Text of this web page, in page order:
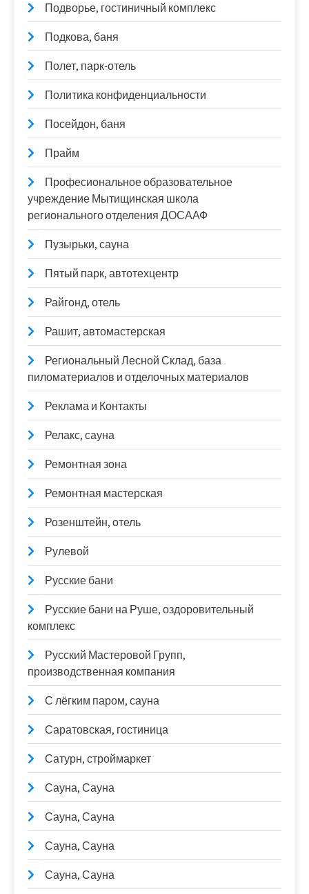
Подворье, гостиничный комплекс
Подкова, баня
Полет, парк-отель
Политика конфиденциальности
Посейдон, баня
Прайм
Професиональное образовательное
учреждение Мытищинская школа
регионального отделения ДОСААФ
Пузырьки, сауна
Пятый парк, автотехцентр
Райгонд, отель
Рашит, автомастерская
Региональный Лесной Склад, база
пиломатериалов и отделочных материалов
Реклама и Контакты
Релакс, сауна
Ремонтная зона
Ремонтная мастерская
Розенштейн, отель
Рулевой
Русские бани
Русские бани на Руше, оздоровительный
комплекс
Русский Мастеровой Групп,
производственная компания
С лёгким паром, сауна
Саратовская, гостиница
Сатурн, строймаркет
Сауна, Сауна
Сауна, Сауна
Сауна, Сауна
Сауна, Сауна